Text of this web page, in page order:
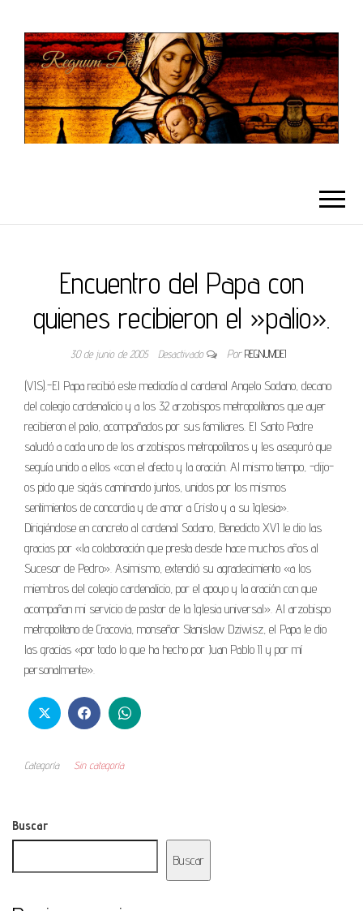
Encuentro del Papa con
quienes recibieron el »palio».
30 de junio de 2005 Desactivado Por REGNUMDEI
(VIS).-El Papa recibió este mediodía al cardenal Angelo Sodano, decano
del colegio cardenalicio y a los 32 arzobispos metropolitanos que ayer
recibieron el palio, acompañados por sus familiares. El Santo Padre
saludó a cada uno de los arzobispos metropolitanos y les aseguró que
seguía unido a ellos «con el afecto y la oración. Al mismo tiempo, -dijo-
os pido que sigáis caminando juntos, unidos por los mismos
sentimientos de concordia y de amor a Cristo y a su Iglesia».
Dirigiéndose en concreto al cardenal Sodano, Benedicto XVI le dio las
gracias por «la colaboración que presta desde hace muchos años al
Sucesor de Pedro». Asimismo, extendió su agradecimiento «a los
miembros del colegio cardenalicio, por el apoyo y la oración con que
acompañan mi servicio de pastor de la Iglesia universal». Al arzobispo
metropolitano de Cracovia, monseñor Stanislaw Dziwisz, el Papa le dio
las gracias «por todo lo que ha hecho por Juan Pablo II y por mí
personalmente».
Categoría Sin categoría
Buscar
Buscar